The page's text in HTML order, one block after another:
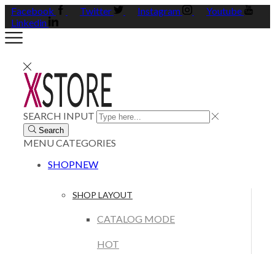
Facebook Twitter Instagram
Youtube
Linkedin
SEARCH INPUT
Search
MENUCATEGORIES
SHOPNEW
SHOP LAYOUT
CATALOG MODE
HOT